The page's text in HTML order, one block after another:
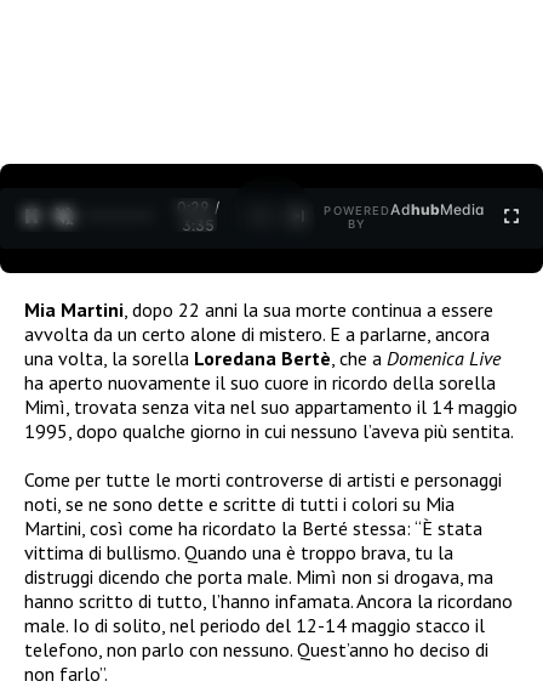
0:30 /
3:35
POWERED
BY
AdhubMedia
Mia Martini , dopo 22 anni la sua morte continua a essere
avvolta da un certo alone di mistero. E a parlarne, ancora
una volta, la sorella Loredana Bertè , che a Domenica Live
ha aperto nuovamente il suo cuore in ricordo della sorella
Mimì, trovata senza vita nel suo appartamento il 14 maggio
1995, dopo qualche giorno in cui nessuno l’aveva più sentita.
Come per tutte le morti controverse di artisti e personaggi
noti, se ne sono dette e scritte di tutti i colori su Mia
Martini, così come ha ricordato la Berté stessa: “È stata
vittima di bullismo. Quando una è troppo brava, tu la
distruggi dicendo che porta male. Mimì non si drogava, ma
hanno scritto di tutto, l’hanno infamata. Ancora la ricordano
male. Io di solito, nel periodo del 12-14 maggio stacco il
telefono, non parlo con nessuno. Quest’anno ho deciso di
non farlo”.